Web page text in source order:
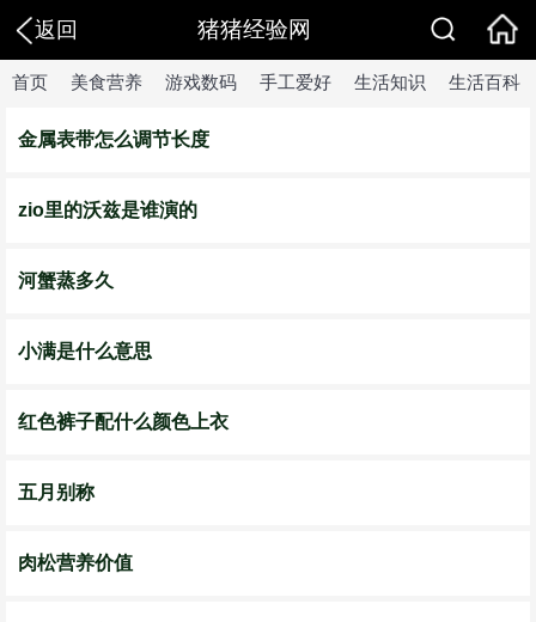
返回 猪猪经验网
首页 美食营养 游戏数码 手工爱好 生活知识 生活百科
金属表带怎么调节长度
zio里的沃兹是谁演的
河蟹蒸多久
小满是什么意思
红色裤子配什么颜色上衣
五月别称
肉松营养价值